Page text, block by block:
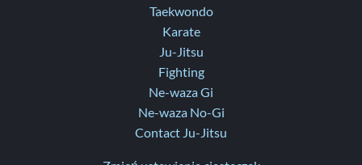
Taekwondo
Karate
Ju-Jitsu
Fighting
Ne-waza Gi
Ne-waza No-Gi
Contact Ju-Jitsu